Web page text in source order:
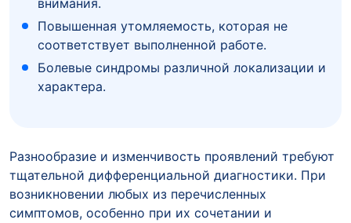
внимания.
Повышенная утомляемость, которая не
соответствует выполненной работе.
Болевые синдромы различной локализации и
характера.
Разнообразие и изменчивость проявлений требуют
тщательной дифференциальной диагностики. При
возникновении любых из перечисленных
симптомов, особенно при их сочетании и